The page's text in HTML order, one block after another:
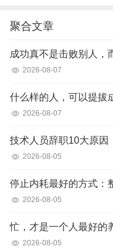
聚合文章
成功真不是击败别人，
2026-08-07
什么样的人，可以提拔
2026-08-07
技术人员辞职10大原因
2026-08-05
停止内耗最好的方式：
2026-08-05
忙，才是一个人最好的
2026-08-05